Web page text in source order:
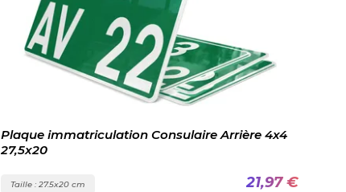
Plaque immatriculation Consulaire Arrière 4x4
27,5x20
Taille : 27.5x20 cm 21,97 €